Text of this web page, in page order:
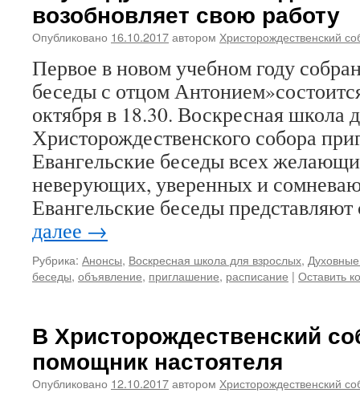
возобновляет свою работу
Опубликовано 16.10.2017автором Христорождественский
Первое в новом учебном году
беседы с отцом
октября в 18.30. Воскресная школа
Христорождественского собора
Евангельские беседы всех
неверующих, уверенных и
Евангельские беседы
далее →
Рубрика: Анонсы, Воскресная школа для взрослых,
беседы, объявление, приглашение, расписание | Оставить
В Христорождественский
помощник настоятеля
Опубликовано 12.10.2017автором Христорождественский